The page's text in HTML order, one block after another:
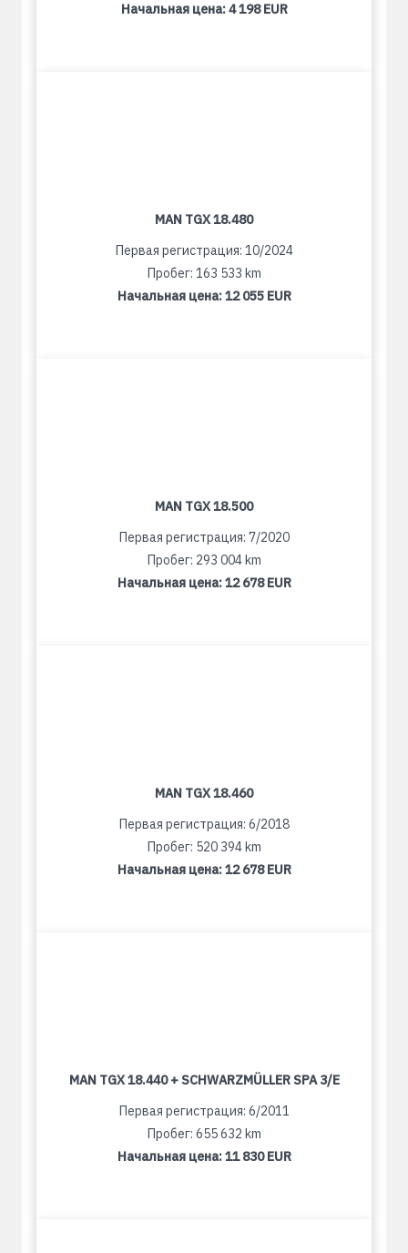
Начальная цена:4 198 EUR
MAN TGX 18.480
Первая регистрация: 10/2024
Пробег: 163 533 km
Начальная цена:12 055 EUR
MAN TGX 18.500
Первая регистрация: 7/2020
Пробег: 293 004 km
Начальная цена:12 678 EUR
MAN TGX 18.460
Первая регистрация: 6/2018
Пробег: 520 394 km
Начальная цена:12 678 EUR
MAN TGX 18.440 + SCHWARZMÜLLER SPA 3/E
Первая регистрация: 6/2011
Пробег: 655 632 km
Начальная цена:11 830 EUR